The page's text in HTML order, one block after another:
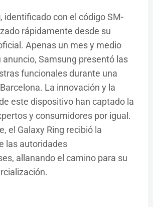
, identificado con el código SM-
rápidamente desde su
Apenas un mes y medio
anuncio, Samsung presentó las
funcionales durante una
La innovación y la
este dispositivo han captado la
y consumidores por igual.
el Galaxy Ring recibió la
las autoridades
allanando el camino para su